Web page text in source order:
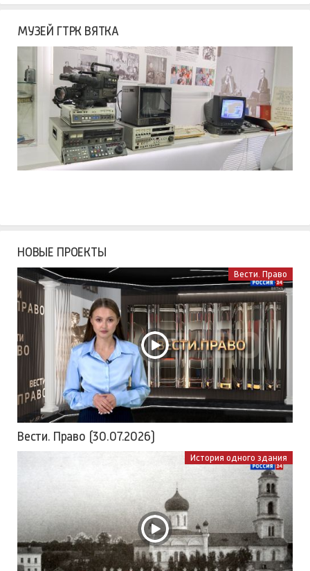
МУЗЕЙ ГТРК ВЯТКА
НОВЫЕ ПРОЕКТЫ
Вести. Право
Вести. Право (30.07.2026)
История одного здания